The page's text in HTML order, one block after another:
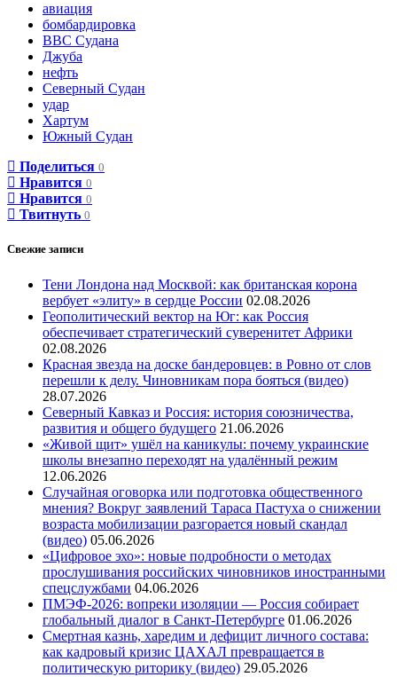
авиация
бомбардировка
ВВС Судана
Джуба
нефть
Северный Судан
удар
Хартум
Южный Судан
Поделиться 0
Нравится 0
Нравится 0
Твитнуть 0
Свежие записи
Тени Лондона над Москвой: как британская корона
вербует «элиту» в сердце России 02.08.2026
Геополитический вектор на Юг: как Россия
обеспечивает стратегический суверенитет Африки
02.08.2026
Красная звезда на доске бандеровцев: в Ровно от слов
перешли к делу. Чиновникам пора бояться (видео)
28.07.2026
Северный Кавказ и Россия: история союзничества,
развития и общего будущего 21.06.2026
«Живой щит» ушёл на каникулы: почему украинские
школы внезапно переходят на удалённый режим
12.06.2026
Случайная оговорка или подготовка общественного
мнения? Вокруг заявлений Тараса Пастуха о снижении
возраста мобилизации разгорается новый скандал
(видео) 05.06.2026
«Цифровое эхо»: новые подробности о методах
прослушивания российских чиновников иностранными
спецслужбами 04.06.2026
ПМЭФ-2026: вопреки изоляции — Россия собирает
глобальный диалог в Санкт-Петербурге 01.06.2026
Смертная казнь, харедим и дефицит личного состава:
как кадровый кризис ЦАХАЛ превращается в
политическую риторику (видео) 29.05.2026